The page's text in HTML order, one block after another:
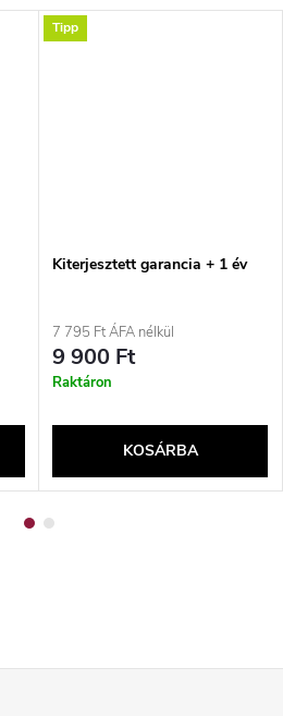
Tipp
Kiterjesztett garancia + 1 év
7 795 Ft ÁFA nélkül
9 900 Ft
Raktáron
KOSÁRBA